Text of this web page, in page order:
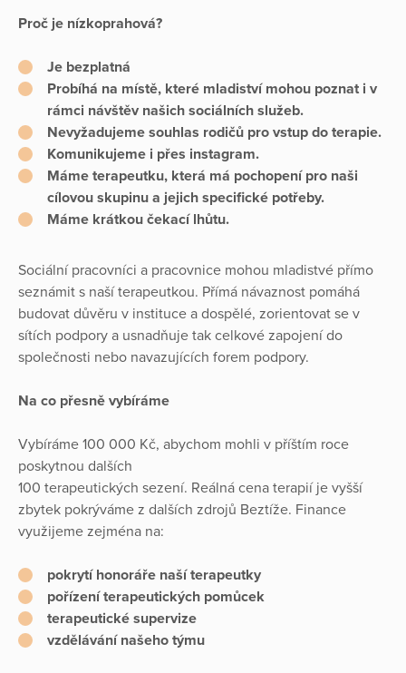
Proč je nízkoprahová?
Je bezplatná
Probíhá na místě, které mladiství mohou poznat i v
rámci návštěv našich sociálních služeb.
Nevyžadujeme souhlas rodičů pro vstup do terapie.
Komunikujeme i přes instagram.
Máme terapeutku, která má pochopení pro naši
cílovou skupinu a jejich specifické potřeby.
Máme krátkou čekací lhůtu.
Sociální pracovníci a pracovnice mohou mladistvé přímo
seznámit s naší terapeutkou. Přímá návaznost pomáhá
budovat důvěru v instituce a dospělé, zorientovat se v
sítích podpory a usnadňuje tak celkové zapojení do
společnosti nebo navazujících forem podpory.
Na co přesně vybíráme
Vybíráme 100 000 Kč, abychom mohli v příštím roce
poskytnou dalších
100 terapeutických sezení. Reálná cena terapií je vyšší
zbytek pokrýváme z dalších zdrojů Beztíže. Finance
využijeme zejména na:
pokrytí honoráře naší terapeutky
pořízení terapeutických pomůcek
terapeutické supervize
vzdělávání našeho týmu